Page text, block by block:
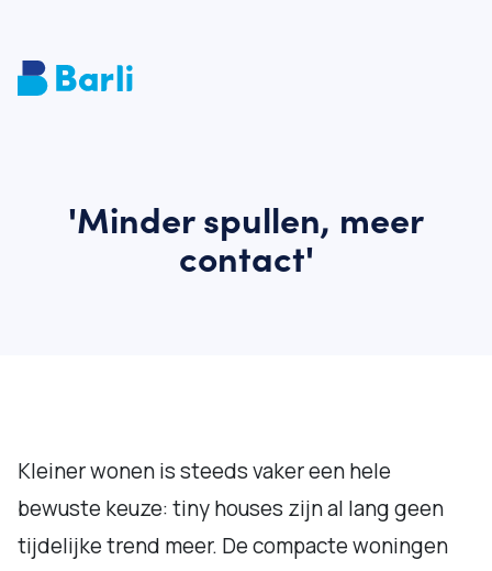
'Minder spullen, meer
contact'
Kleiner wonen is steeds vaker een hele
bewuste keuze: tiny houses zijn al lang geen
tijdelijke trend meer. De compacte woningen